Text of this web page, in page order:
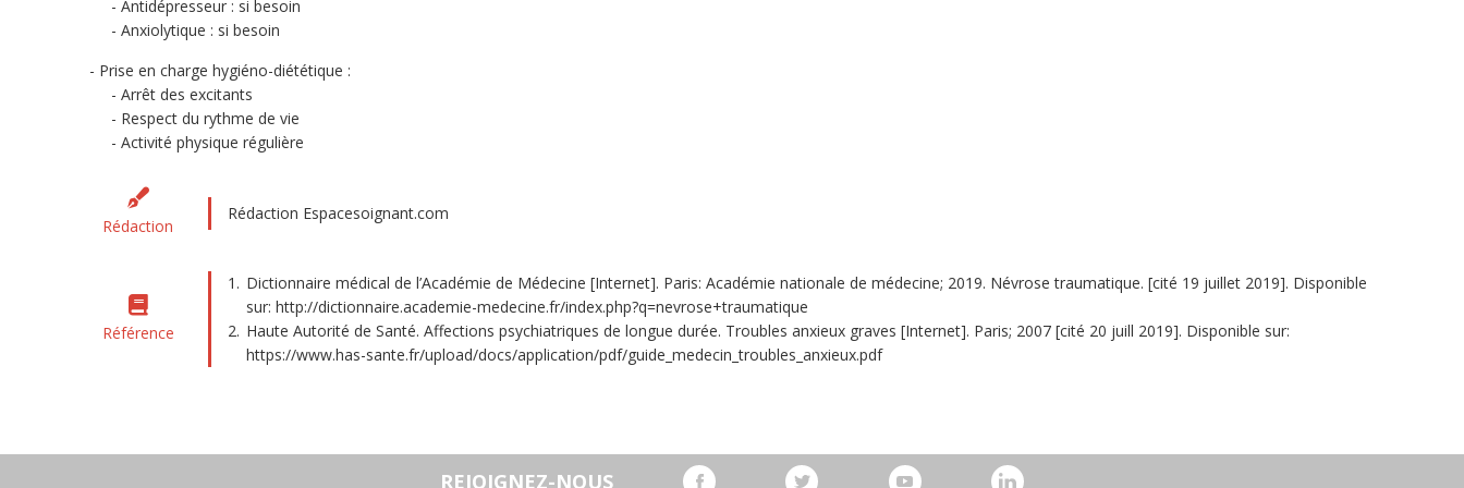
Antidépresseur : si besoin
Anxiolytique : si besoin
Prise en charge hygiéno-diététique :
Arrêt des excitants
Respect du rythme de vie
Activité physique régulière
Rédaction
Rédaction Espacesoignant.com
Référence
Dictionnaire médical de l’Académie de Médecine [Internet]. Paris: Académie nationale de médecine; 2019. Névrose traumatique. [cité 19 juillet 2019]. Disponible
sur: http://dictionnaire.academie-medecine.fr/index.php?q=nevrose+traumatique
Haute Autorité de Santé. Affections psychiatriques de longue durée. Troubles anxieux graves [Internet]. Paris; 2007 [cité 20 juill 2019]. Disponible sur:
https://www.has-sante.fr/upload/docs/application/pdf/guide_medecin_troubles_anxieux.pdf
REJOIGNEZ-NOUS